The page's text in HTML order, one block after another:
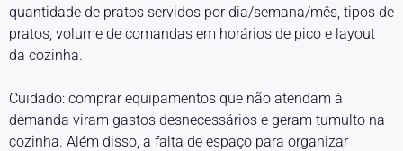
quantidade de pratos servidos por dia/semana/mês, tipos de
pratos, volume de comandas em horários de pico e layout
da cozinha.
Cuidado: comprar equipamentos que não atendam à
demanda viram gastos desnecessários e geram tumulto na
cozinha. Além disso, a falta de espaço para organizar